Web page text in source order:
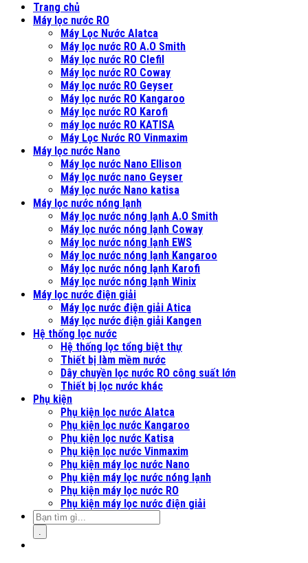
Trang chủ
Máy lọc nước RO
Máy Lọc Nước Alatca
Máy lọc nước RO A.O Smith
Máy lọc nước RO Clefil
Máy lọc nước RO Coway
Máy lọc nước RO Geyser
Máy lọc nước RO Kangaroo
Máy lọc nước RO Karofi
máy lọc nước RO KATISA
Máy Lọc Nước RO Vinmaxim
Máy lọc nước Nano
Máy lọc nước Nano Ellison
Máy lọc nước nano Geyser
Máy lọc nước Nano katisa
Máy lọc nước nóng lạnh
Máy lọc nước nóng lạnh A.O Smith
Máy lọc nước nóng lạnh Coway
Máy lọc nước nóng lạnh EWS
Máy lọc nước nóng lạnh Kangaroo
Máy lọc nước nóng lạnh Karofi
Máy lọc nước nóng lạnh Winix
Máy lọc nước điện giải
Máy lọc nước điện giải Atica
Máy lọc nước điện giải Kangen
Hệ thống lọc nước
Hệ thống lọc tổng biệt thự
Thiết bị làm mềm nước
Dây chuyền lọc nước RO công suất lớn
Thiết bị lọc nước khác
Phụ kiện
Phụ kiện lọc nước Alatca
Phụ kiện lọc nước Kangaroo
Phụ kiện lọc nước Katisa
Phụ kiện lọc nước Vinmaxim
Phụ kiện máy lọc nước Nano
Phụ kiện máy lọc nước nóng lạnh
Phụ kiện máy lọc nước RO
Phụ kiện máy lọc nước điện giải
.